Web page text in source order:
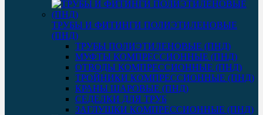
ТРУБЫ И ФИТИНГИ ПОЛИЭТИЛЕНОВЫЕ
(ПНД)
ТРУБЫ ПОЛИЭТИЛЕНОВЫЕ (ПНД)
МУФТЫ КОМПРЕССИОННЫЕ (ПНД)
ОТВОДЫ КОМПРЕССИОННЫЕ (ПНД)
ТРОЙНИКИ КОМПРЕССИОННЫЕ (ПНД)
КРАНЫ ШАРОВЫЕ (ПНД)
СЕДЕЛКИ ДЛЯ ТРУБ
ЗАГЛУШКИ КОМПРЕССИОННЫЕ (ПНД)